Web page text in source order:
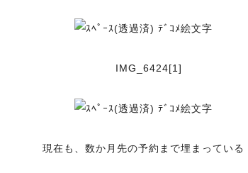
現在も、数か月先の予約まで埋まっている